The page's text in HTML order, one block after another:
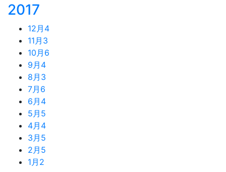
2017
12月 4
11月 3
10月 6
9月 4
8月 3
7月 6
6月 4
5月 5
4月 4
3月 5
2月 5
1月 2